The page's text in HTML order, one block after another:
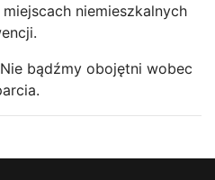
niemieszkalnych
bądźmy obojętni wobec